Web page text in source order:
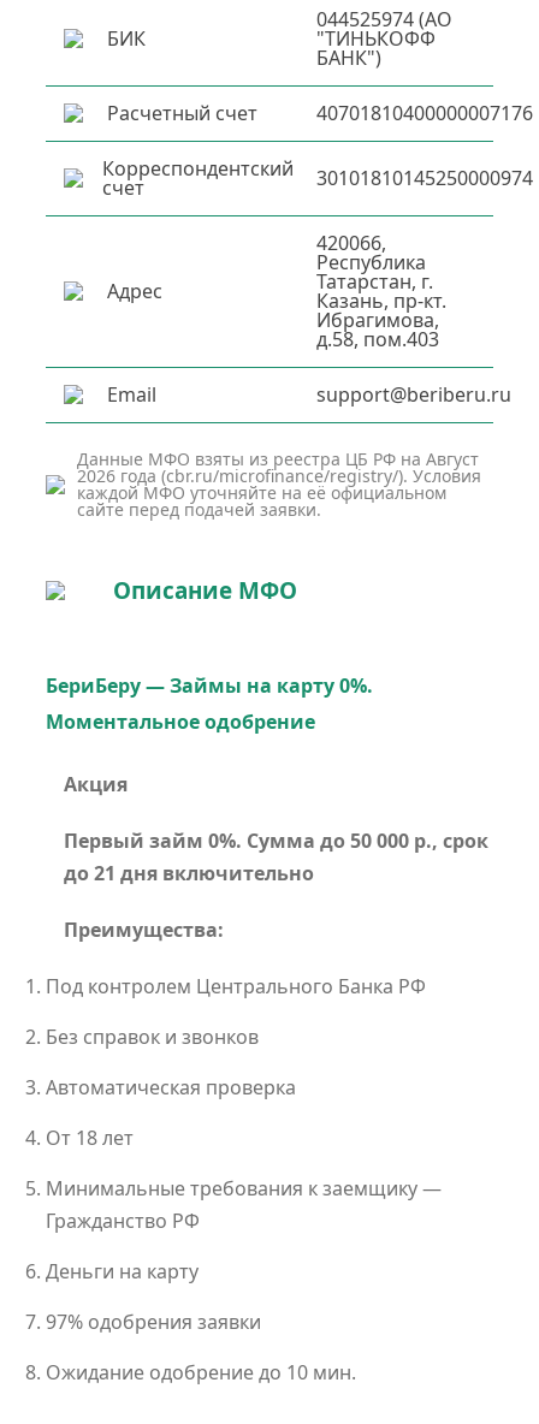
БИК
044525974 (АО
"ТИНЬКОФФ
БАНК")
Расчетный счет 40701810400000007176
Корреспондентский
счет 30101810145250000974
Адрес
420066,
Республика
Татарстан, г.
Казань, пр-кт.
Ибрагимова,
д.58, пом.403
Email support@beriberu.ru
Данные МФО взяты из реестра ЦБ РФ на Август
2026 года (cbr.ru/microfinance/registry/). Условия
каждой МФО уточняйте на её официальном
сайте перед подачей заявки.
Описание МФО
БериБеру — Займы на карту 0%.
Моментальное одобрение
Акция
Первый займ 0%. Сумма до 50 000 р., срок
до 21 дня включительно
Преимущества:
Под контролем Центрального Банка РФ
Без справок и звонков
Автоматическая проверка
От 18 лет
Минимальные требования к заемщику —
Гражданство РФ
Деньги на карту
97% одобрения заявки
Ожидание одобрение до 10 мин.